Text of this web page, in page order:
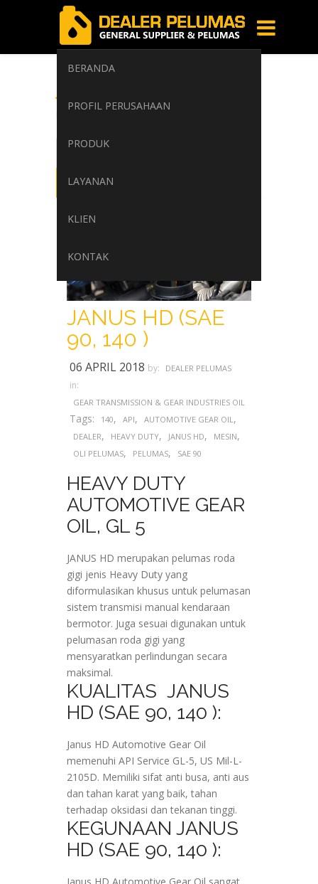
BERANDA
PROFIL PERUSAHAAN
PRODUK
LAYANAN
KLIEN
KONTAK
JANUS HD (SAE
90, 140 )
06 APRIL 2018 by: DEALER PELUMAS
in:
GEAR TRANSMISSION & GEAR INDUSTRIES OIL
Tags: 140, API, AUTOMOTIVE GEAR OIL,
DEALER, HEAVY DUTY, JANUS HD, MESIN,
OLI PELUMAS, PELUMAS, SAE 90
HEAVY DUTY
AUTOMOTIVE GEAR
OIL, GL 5
JANUS HD merupakan pelumas roda
gigi jenis Heavy Duty yang
diformulasikan khusus untuk pelumasan
sistem transmisi manual kendaraan
bermotor. Juga sesuai digunakan untuk
pelumasan roda gigi yang
mensyaratkan perlindungan secara
maksimal.
KUALITAS JANUS
HD (SAE 90, 140 ):
Janus HD Automotive Gear Oil
memenuhi API Service GL-5, US Mil-L-
2105D. Memiliki sifat anti busa, anti aus
dan tahan karat yang baik, tahan
terhadap oksidasi dan tekanan tinggi.
KEGUNAAN JANUS
HD (SAE 90, 140 ):